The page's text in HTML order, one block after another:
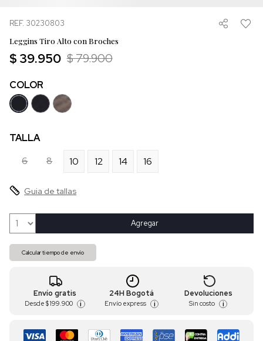
REF. 30230803
Leggins Tiro Alto con Broches
$ 39.950 $ 79.900
COLOR
TALLA
6
8 10 12 14 16
Guia de tallas
Agregar
Calcular tiempo de envío
Envío gratis
Desde $ 199.900 i
24H Bogotá
Envío express i
Devoluciones
Sin costo i